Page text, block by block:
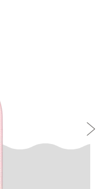
mit Akzenten
und